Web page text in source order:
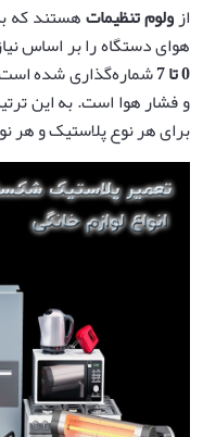
ازولوم تنظیماتهستند که
هوای دستگاه را بر اساس
0تا 7 شماره‌گذاری شده
و فشار هوا است. به این
برای هر نوع پلاستیک و هر